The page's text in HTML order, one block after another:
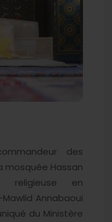
des
mosquée Hassan
en
Annabaoui
du Ministère